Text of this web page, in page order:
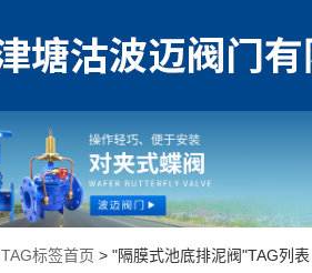
TAG标签首页 > "隔膜式池底排泥阀"TAG列表